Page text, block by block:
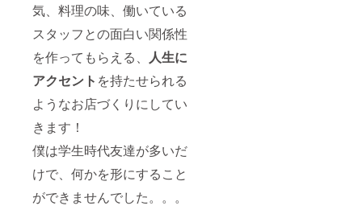
気、料理の味、働いている
スタッフとの面白い関係性
を作ってもらえる、 人生に
アクセント を持たせられる
ようなお店づくりにしてい
きます！
僕は学生時代友達が多いだ
けで、何かを形にすること
ができませんでした。。。